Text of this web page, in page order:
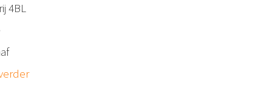
4BL